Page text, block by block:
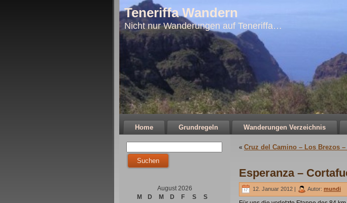
Teneriffa Wandern
Nicht nur Wanderungen auf Teneriffa…
Home Grundregeln Wanderungen Verzeichnis
August 2026
M
D M D F S
S
« Cruz del Camino – Los Brezos
Esperanza –
12. Januar 2012 | Autor: mundi